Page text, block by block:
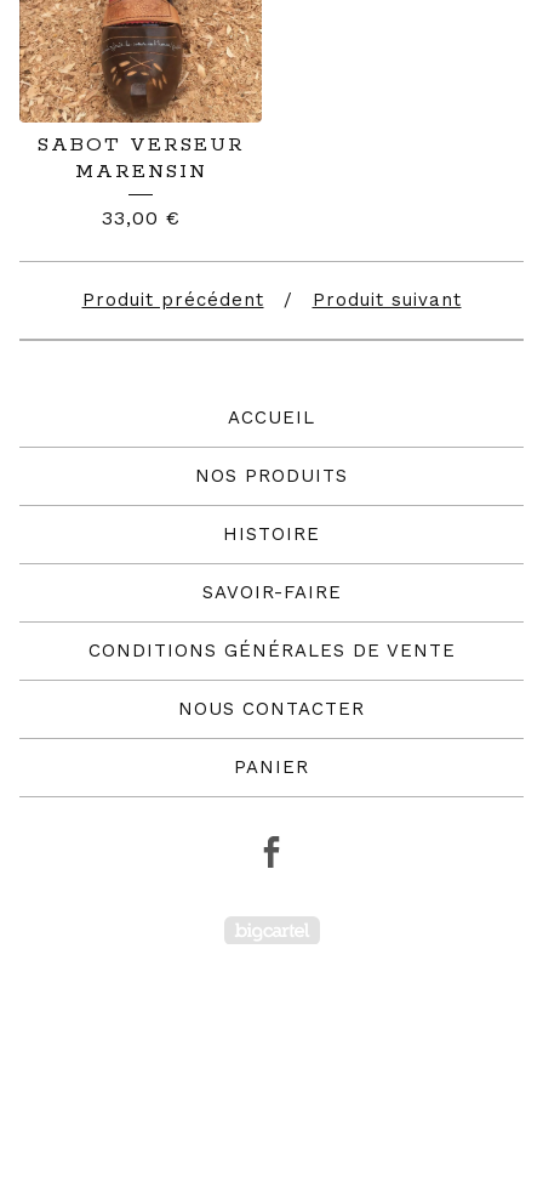
SABOT VERSEUR
MARENSIN
33,00 €
Produit précédent Produit suivant
ACCUEIL
NOS PRODUITS
HISTOIRE
SAVOIR-FAIRE
CONDITIONS GÉNÉRALES DE VENTE
NOUS CONTACTER
PANIER
Powered by Big Cartel